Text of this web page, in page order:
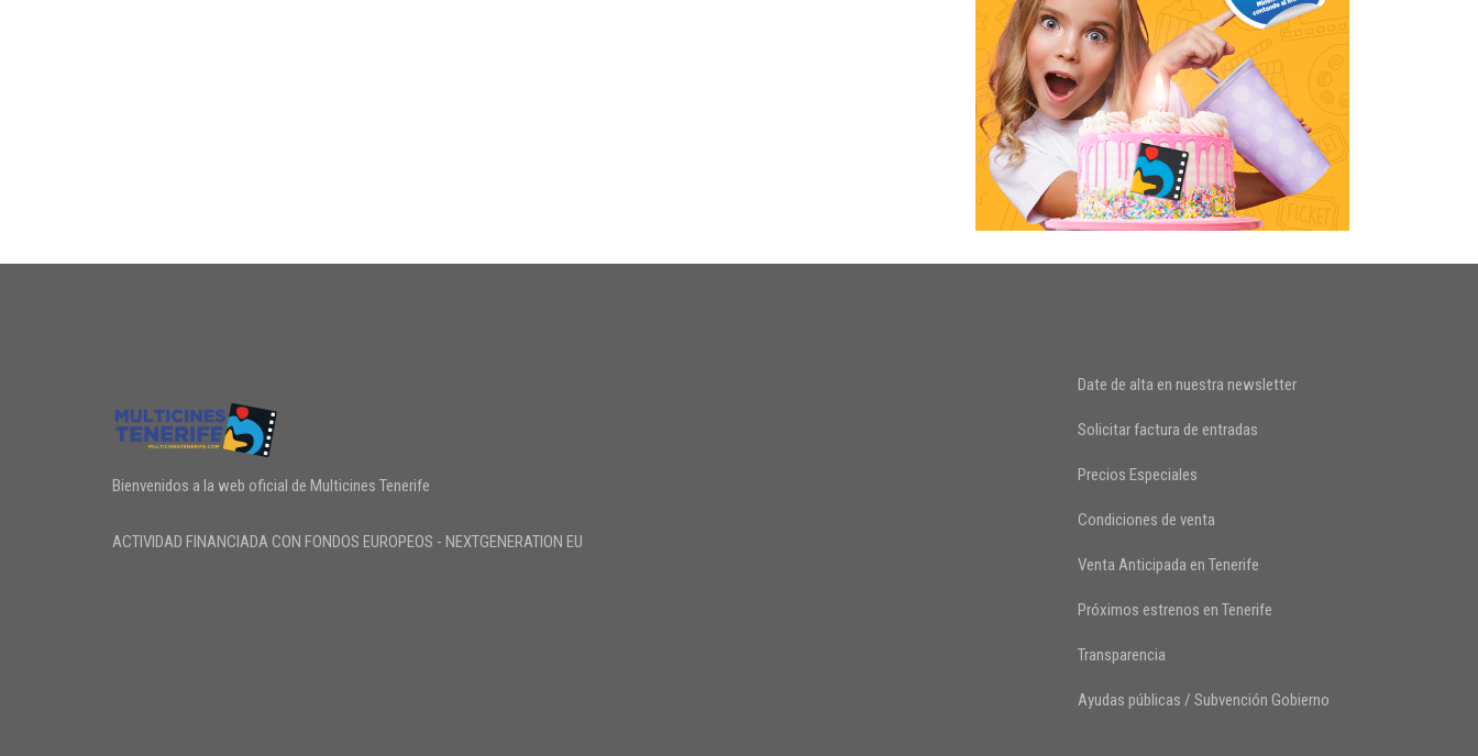
Bienvenidos a la web oficial de Multicines Tenerife
ACTIVIDAD FINANCIADA CON FONDOS EUROPEOS - NEXTGENERATION EU
Date de alta en nuestra newsletter
Solicitar factura de entradas
Precios Especiales
Condiciones de venta
Venta Anticipada en Tenerife
Próximos estrenos en Tenerife
Transparencia
Ayudas públicas / Subvención Gobierno